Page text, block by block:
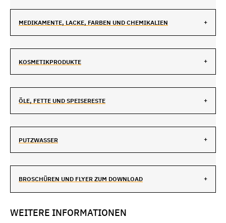
MEDIKAMENTE, LACKE, FARBEN UND CHEMIKALIEN
KOSMETIKPRODUKTE
ÖLE, FETTE UND SPEISERESTE
PUTZWASSER
BROSCHÜREN UND FLYER ZUM DOWNLOAD
WEITERE INFORMATIONEN